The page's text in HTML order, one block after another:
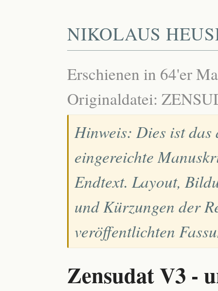
NIKOLAUS
Erschienen in 64'er
Originaldatei:
Hinweis: Dies ist das
eingereichte
Endtext. Layout,
und Kürzungen der
veröffentlichten
Zensudat V3 -